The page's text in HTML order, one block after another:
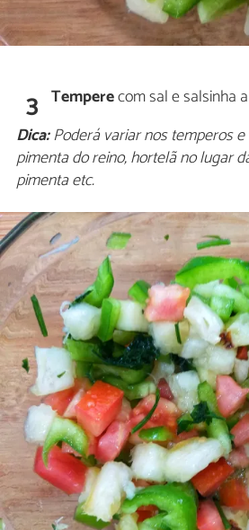
3 Temperecom sal e salsinha
Dica:Poderá variar nos temperos
pimenta do reino, hortelã no lugar
pimenta etc.